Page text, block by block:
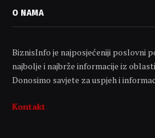
O NAMA
BiznisInfo je najposjećeniji poslovni
najbolje i najbrže informacije iz
Donosimo savjete za uspjeh i
Kontakt